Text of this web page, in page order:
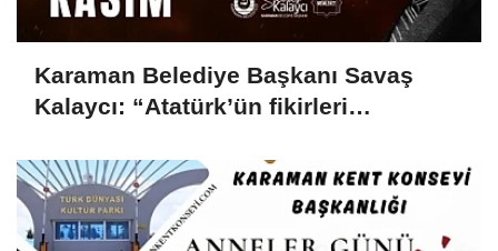
Karaman Belediye Başkanı Savaş
Kalaycı: “Atatürk’ün fikirleri
devam ediyor”